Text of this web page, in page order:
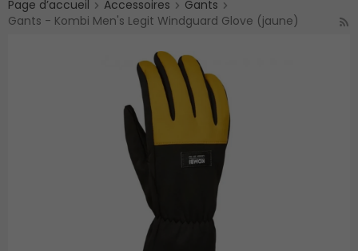
Page d’accueil Accessoires
Gants
Gants - Kombi Men's Legit Windguard Glove (jaune)